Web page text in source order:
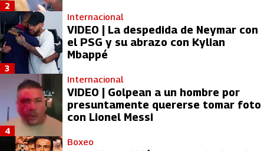
2
Internacional
VIDEO | La despedida de Neymar con
el PSG y su abrazo con Kylian
Mbappé
3
Internacional
VIDEO | Golpean a un hombre por
presuntamente quererse tomar foto
con Lionel Messi
4
Boxeo